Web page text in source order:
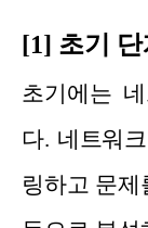
[1] 초기
초기에는
다. 네트워
링하고 문